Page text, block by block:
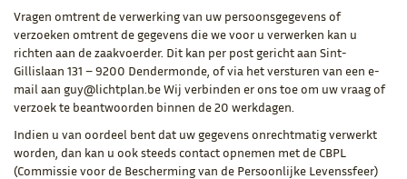
Vragen omtrent de verwerking van uw persoonsgegevens of
verzoeken omtrent de gegevens die we voor u verwerken kan u
richten aan de zaakvoerder. Dit kan per post gericht aan Sint-
Gillislaan 131 – 9200 Dendermonde, of via het versturen van een e-
mail aan guy@lichtplan.be Wij verbinden er ons toe om uw vraag of
verzoek te beantwoorden binnen de 20 werkdagen.
Indien u van oordeel bent dat uw gegevens onrechtmatig verwerkt
worden, dan kan u ook steeds contact opnemen met de CBPL
(Commissie voor de Bescherming van de Persoonlijke Levenssfeer)